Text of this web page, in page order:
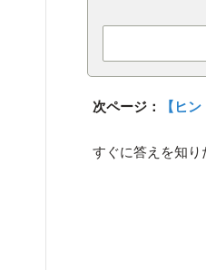
次ページ： 【ヒ
すぐに答えを知り